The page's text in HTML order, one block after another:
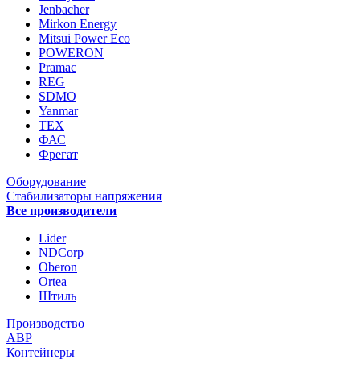
Jenbacher
Mirkon Energy
Mitsui Power Eco
POWERON
Pramac
REG
SDMO
Yanmar
ТЕХ
ФАС
Фрегат
Оборудование
Стабилизаторы напряжения
Все производители
Lider
NDCorp
Oberon
Ortea
Штиль
Производство
АВР
Контейнеры